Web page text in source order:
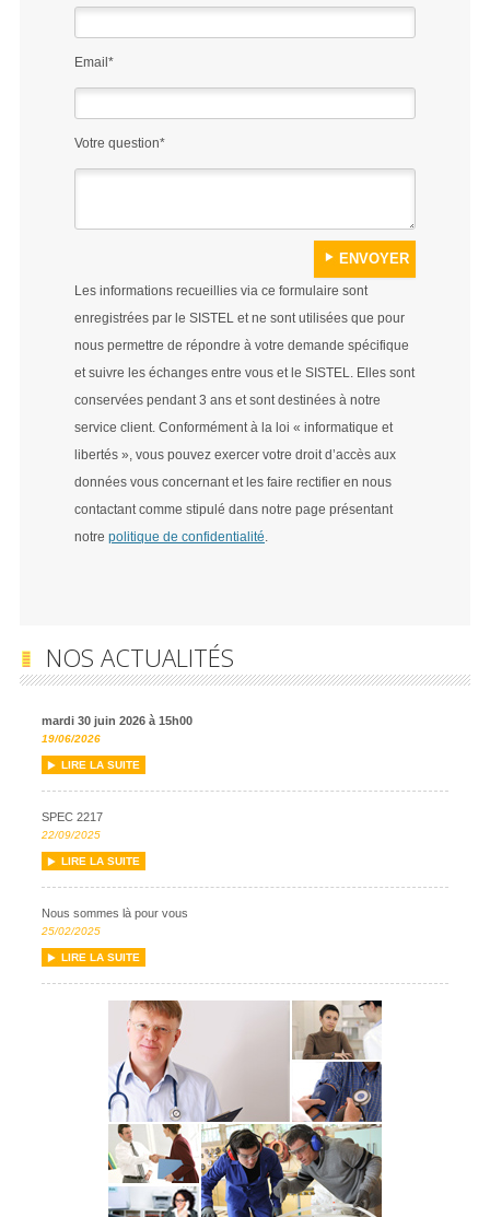
Email*
Votre question*
Les informations recueillies via ce formulaire sont
enregistrées par le SISTEL et ne sont utilisées que pour
nous permettre de répondre à votre demande spécifique
et suivre les échanges entre vous et le SISTEL. Elles sont
conservées pendant 3 ans et sont destinées à notre
service client. Conformément à la loi « informatique et
libertés », vous pouvez exercer votre droit d’accès aux
données vous concernant et les faire rectifier en nous
contactant comme stipulé dans notre page présentant
notre politique de confidentialité.
NOS ACTUALITÉS
mardi 30 juin 2026 à 15h00
19/06/2026
LIRE LA SUITE
SPEC 2217
22/09/2025
LIRE LA SUITE
Nous sommes là pour vous
25/02/2025
LIRE LA SUITE